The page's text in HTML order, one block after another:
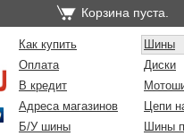
Корзина пуста.
Как купить
Шины
Оплата
Диски
В кредит
Адреса магазинов
Цепи
Б/У шины
Шины